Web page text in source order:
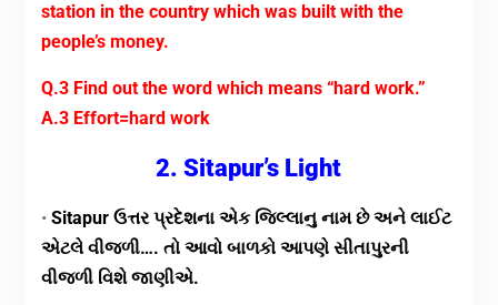
station in the country which was built with the
people’s money.
Q.3 Find out the word which means “hard work.”
A.3 Effort=hard work
2. Sitapur’s Light
•Sitapur ઉત્તર પ્રદેશના એક જિલ્લાનુ નામ છે અને લાઈટ
એટલે વીજળી…. તો આવો બાળકો આપણે સીતાપુરની
વીજળી વિશે જાણીએ.